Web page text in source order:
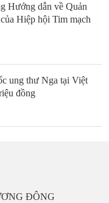
Hướng dẫn về Quản
Hiệp hội Tim mạch
ung thư Nga tại Việt
đồng
ĐÔNG